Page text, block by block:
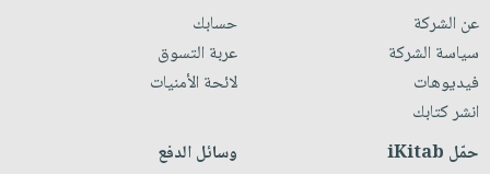
عن الشركة
سياسة الشركة
فيديوهات
انشر كتابك
حسابك
عربة التسوق
لائحة الأمنيات
حمّل iKitab وسائل الدفع